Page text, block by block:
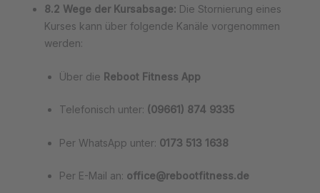
8.2 Wege der Kursabsage: Die Stornierung eines
Kurses kann über folgende Kanäle vorgenommen
werden:
Über die Reboot Fitness App
Telefonisch unter: (09661) 874 9335
Per WhatsApp unter: 0173 513 1638
Per E-Mail an: office@rebootfitness.de